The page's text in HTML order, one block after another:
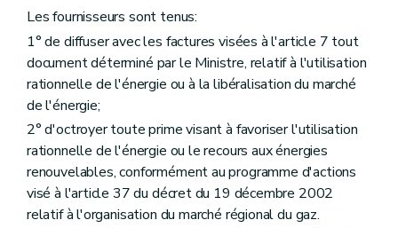
Les fournisseurs sont tenus:
1° de diffuser avec les factures visées à l'article 7 tout
document déterminé par le Ministre, relatif à l'utilisation
rationnelle de l'énergie ou à la libéralisation du marché
de l'énergie;
2° d'octroyer toute prime visant à favoriser l'utilisation
rationnelle de l'énergie ou le recours aux énergies
renouvelables, conformément au programme d'actions
visé à l'article 37 du décret du 19 décembre 2002
relatif à l'organisation du marché régional du gaz.